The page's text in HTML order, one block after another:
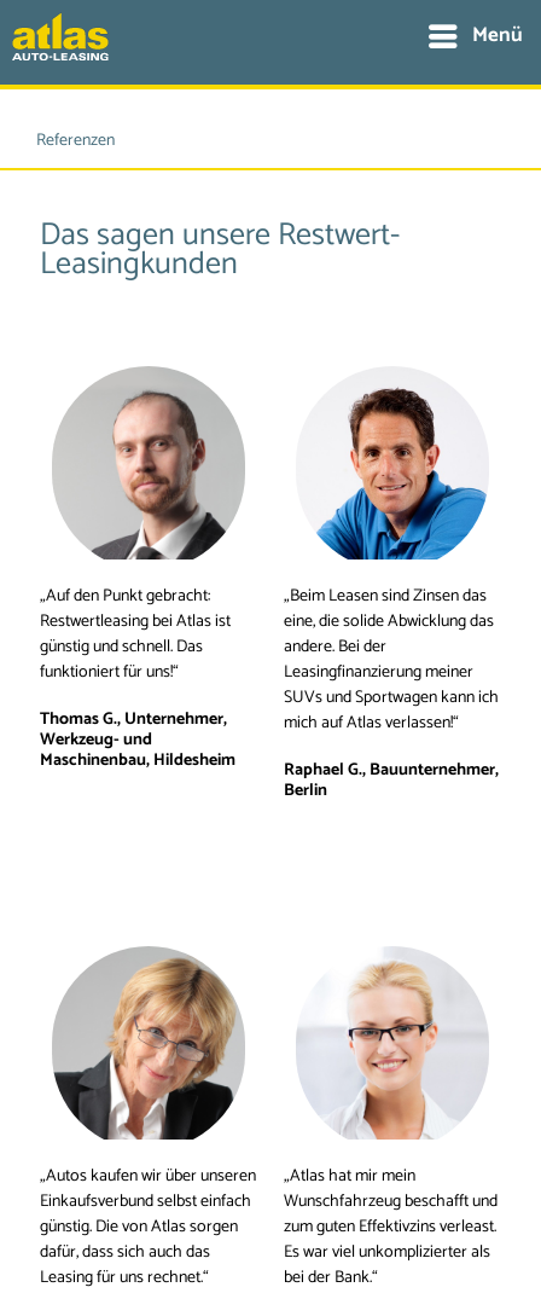
Menü
Referenzen
Das sagen unsere Restwert-
Leasingkunden
„Auf den Punkt gebracht:
Restwertleasing bei Atlas ist
günstig und schnell. Das
funktioniert für uns!“
Thomas G., Unternehmer,
Werkzeug- und
Maschinenbau, Hildesheim
„Beim Leasen sind Zinsen das
eine, die solide Abwicklung das
andere. Bei der
Leasingfinanzierung meiner
SUVs und Sportwagen kann ich
mich auf Atlas verlassen!“
Raphael G., Bauunternehmer,
Berlin
„Autos kaufen wir über unseren
Einkaufsverbund selbst einfach
günstig. Die von Atlas sorgen
dafür, dass sich auch das
Leasing für uns rechnet.“
„Atlas hat mir mein
Wunschfahrzeug beschafft und
zum guten Effektivzins verleast.
Es war viel unkomplizierter als
bei der Bank.“